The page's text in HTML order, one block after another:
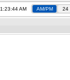
1:23:45 AM AM/PM 24